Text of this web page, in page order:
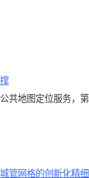
共地图定位服务，
管网格的创新化精